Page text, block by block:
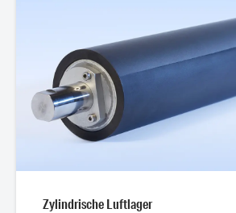
Zylindrische Luftlager